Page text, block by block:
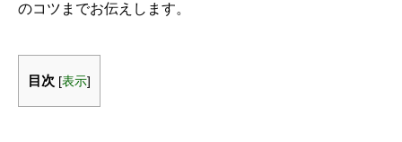
のコツまでお伝えします。
目次 [表示]